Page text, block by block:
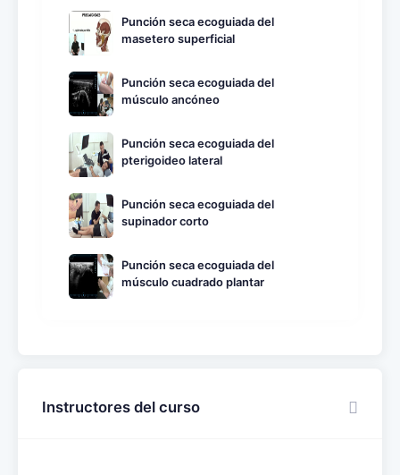
Punción seca ecoguiada del
masetero superficial
Punción seca ecoguiada del
músculo ancóneo
Punción seca ecoguiada del
pterigoideo lateral
Punción seca ecoguiada del
supinador corto
Punción seca ecoguiada del
músculo cuadrado plantar
Instructores del curso